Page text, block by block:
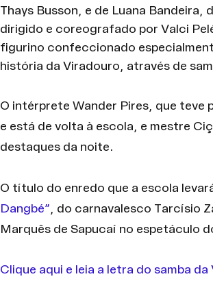
Thays Busson, e de Luana
dirigido e coreografado por Valci
figurino confeccionado
história da Viradouro, através de
O intérprete Wander Pires, que teve
e está de volta à escola, e mestre
destaques da noite.
O título do enredo que a escola
Dangbé”, do carnavalesco Tarcísio
Marquês de Sapucaí no espetáculo
Clique aqui e leia a letra do samba